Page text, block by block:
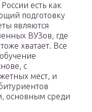
есть как
подготовку
являются
ВУЗов, где
хватает. Все
с
мест, и
основным среди